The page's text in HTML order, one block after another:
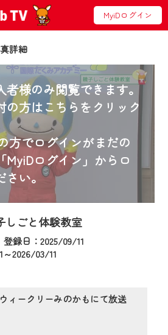
MyiDログイン
詳細
者様のみ閲覧できます。
の方はこちらをクリック
方でログインがまだの
MyiDログイン」からロ
さい。
しごと体験教室
録日：2025/09/11
2026/03/11
ィークリーみのかもにて放送
知らせ
『CCNet Web TV』は2024
ューアルします！
より、お住まいの地域
が一目瞭然。
Ｃブラウザから、いつ
外出先でも！